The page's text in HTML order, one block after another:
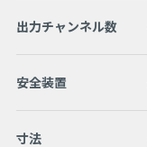
出力チャンネル数
安全装置
寸法